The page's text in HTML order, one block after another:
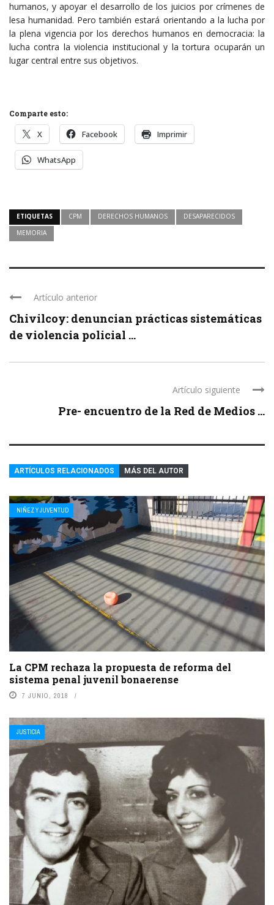
humanos, y apoyar el desarrollo de los juicios por crímenes de
lesa humanidad. Pero también estará orientando a la lucha por
la plena vigencia por los derechos humanos en democracia: la
lucha contra la violencia institucional y la tortura ocuparán un
lugar central entre sus objetivos.
Comparte esto:
X Facebook Imprimir
WhatsApp
ETIQUETAS CPM DERECHOS HUMANOS
DESAPARECIDOS
MEMORIA
Artículo anterior
Chivilcoy: denuncian prácticas sistemáticas
de violencia policial ...
Artículo siguiente
Pre- encuentro de la Red de Medios ...
ARTÍCULOS RELACIONADOS MÁS DEL AUTOR
NIÑEZ Y JUVENTUD
La CPM rechaza la propuesta de reforma del
sistema penal juvenil bonaerense
7 JUNIO, 2018
JUSTICIA